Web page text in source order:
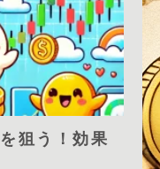
狙う！効果